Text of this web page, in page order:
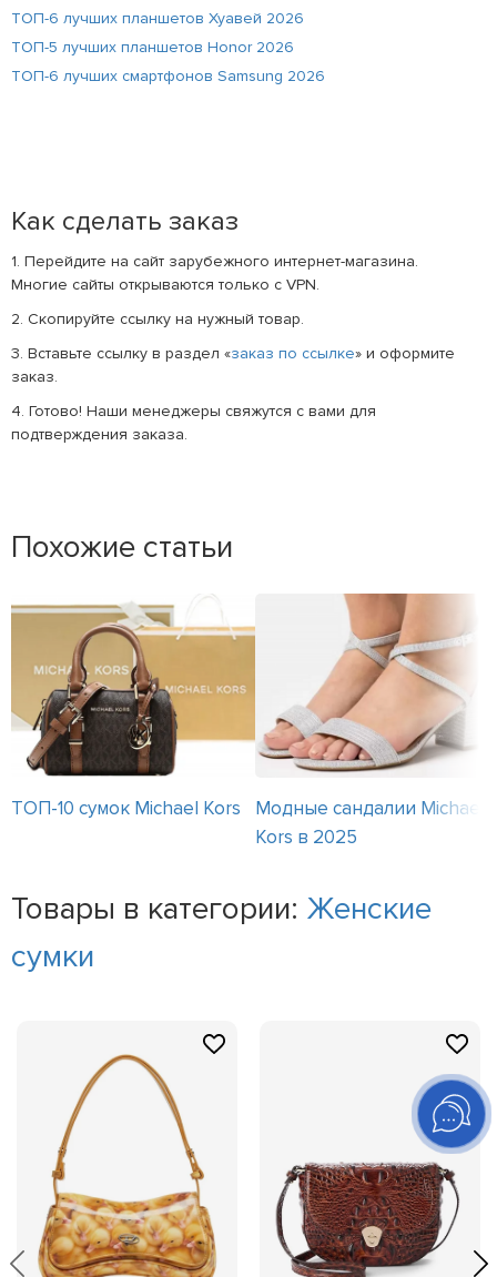
ТОП-6 лучших планшетов Хуавей 2026
ТОП-5 лучших планшетов Honor 2026
ТОП-6 лучших смартфонов Samsung 2026
Как сделать заказ
1. Перейдите на сайт зарубежного интернет-магазина.
Многие сайты открываются только с VPN.
2. Скопируйте ссылку на нужный товар.
3. Вставьте ссылку в раздел «заказ по ссылке» и оформите
заказ.
4. Готово! Наши менеджеры свяжутся с вами для
подтверждения заказа.
Похожие статьи
ТОП-10 сумок Michael Kors
Модные сандалии Michael
Kors в 2025
Товары в категории: Женские
сумки